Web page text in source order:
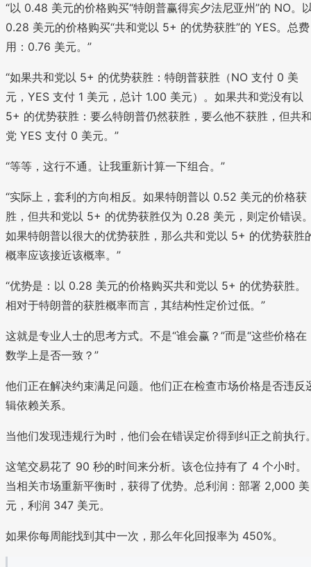
“以 0.48 美元的价格购买“特朗普赢得宾夕法尼亚州”的 NO。
0.28 美元的价格购买“共和党以 5+ 的优势获胜”的 YES。总费
用：0.76 美元。”
“如果共和党以 5+ 的优势获胜：特朗普获胜（NO 支付 0 美
元，YES 支付 1 美元，总计 1.00 美元）。如果共和党没有以
5+ 的优势获胜：要么特朗普仍然获胜，要么他不获胜，但共
党 YES 支付 0 美元。”
“等等，这行不通。让我重新计算一下组合。”
“实际上，套利的方向相反。如果特朗普以 0.52 美元的价格获
胜，但共和党以 5+ 的优势获胜仅为 0.28 美元，则定价错误
如果特朗普以很大的优势获胜，那么共和党以 5+ 的优势获胜
概率应该接近该概率。”
“优势是：以 0.28 美元的价格购买共和党以 5+ 的优势获胜。
相对于特朗普的获胜概率而言，其结构性定价过低。”
这就是专业人士的思考方式。不是“谁会赢？”而是“这些价格在
数学上是否一致？”
他们正在解决约束满足问题。他们正在检查市场价格是否违反
辑依赖关系。
当他们发现违规行为时，他们会在错误定价得到纠正之前执行
这笔交易花了 90 秒的时间来分析。该仓位持有了 4 个小时。
当相关市场重新平衡时，获得了优势。总利润：部署 2,000 美
元，利润 347 美元。
如果你每周能找到其中一次，那么年化回报率为 450%。